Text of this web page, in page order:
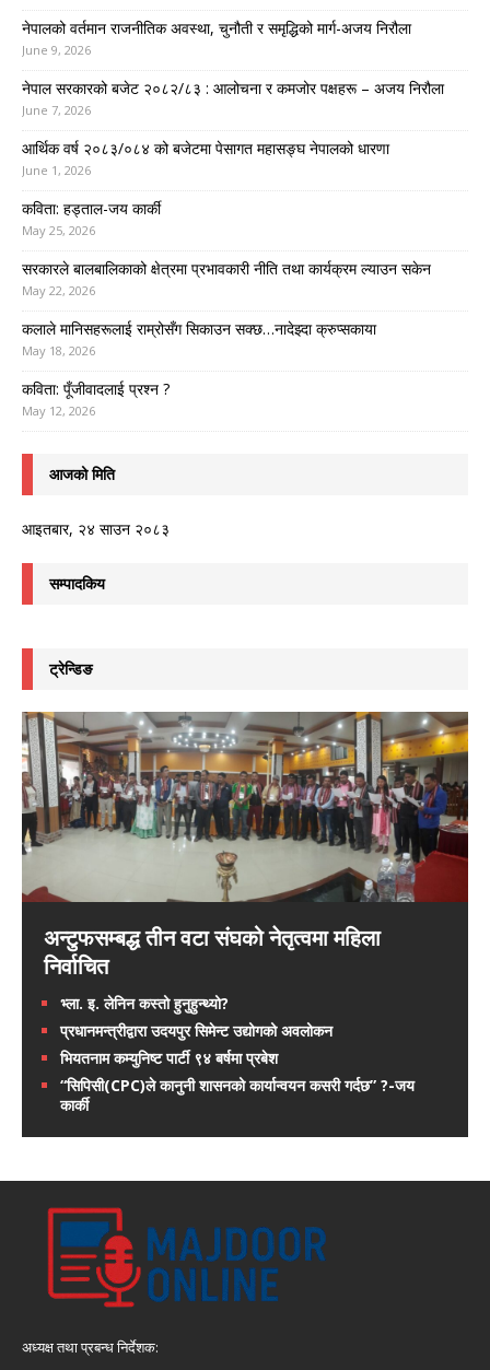
नेपालको वर्तमान राजनीतिक अवस्था, चुनौती र समृद्धिको मार्ग-अजय निरौला
June 9, 2026
नेपाल सरकारको बजेट २०८२/८३ : आलोचना र कमजोर पक्षहरू – अजय निरौला
June 7, 2026
आर्थिक वर्ष २०८३/०८४ को बजेटमा पेसागत महासङ्घ नेपालको धारणा
June 1, 2026
कविता: हड्ताल-जय कार्की
May 25, 2026
सरकारले बालबालिकाको क्षेत्रमा प्रभावकारी नीति तथा कार्यक्रम ल्याउन सकेन
May 22, 2026
कलाले मानिसहरूलाई राम्रोसँग सिकाउन सक्छ…नादेझ्दा क्रुप्सकाया
May 18, 2026
कविता: पूँजीवादलाई प्रश्न ?
May 12, 2026
आजको मिति
आइतबार, २४ साउन २०८३
सम्पादकिय
ट्रेन्डिङ
अन्टुफसम्बद्ध तीन वटा संघको नेतृत्वमा महिला
निर्वाचित
भ्ला. इ. लेनिन कस्तो हुनुहुन्थ्यो?
प्रधानमन्त्रीद्वारा उदयपुर सिमेन्ट उद्योगको अवलोकन
भियतनाम कम्युनिष्ट पार्टी ९४ बर्षमा प्रबेश
“सिपिसी(CPC)ले कानुनी शासनको कार्यान्वयन कसरी गर्दछ” ?-जय
कार्की
अध्यक्ष तथा प्रबन्ध निर्देशक: